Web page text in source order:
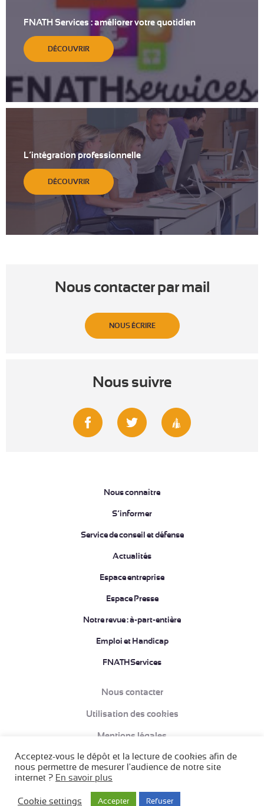
FNATH Services : améliorer votre quotidien
DÉCOUVRIR
L’intégration professionnelle
DÉCOUVRIR
Nous contacter par mail
NOUS ÉCRIRE
Nous suivre
Nous connaître
S’informer
Service de conseil et défense
Actualités
Espace entreprise
Espace Presse
Notre revue : à-part-entière
Emploi et Handicap
FNATHServices
Nous contacter
Utilisation des cookies
Mentions légales
Données à caractère personnel et Politique de confidentialité
Conditions Générales de Vente (CGV)
Création acti
Acceptez-vous le dépôt et la lecture de cookies afin de
nous permettre de mesurer l'audience de notre site
internet ? En savoir plus
Cookie settings Accepter Refuser